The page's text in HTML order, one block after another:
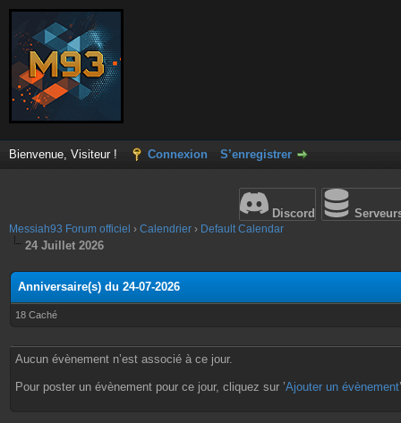
Bienvenue, Visiteur ! Connexion S’enregistrer
Discord
Messiah93 Forum officiel › Calendrier › Default Calendar
24 Juillet 2026
Anniversaire(s) du 24-07-2026
18 Caché
Aucun évènement n’est associé à ce jour.
Pour poster un évènement pour ce jour, cliquez sur ’Ajouter un évènement